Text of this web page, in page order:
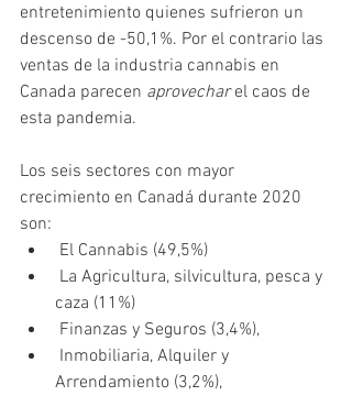
entretenimiento quienes sufrieron un
descenso de -50,1%. Por el contrario las
ventas de la industria cannabis en
Canada parecen aprovechar el caos de
esta pandemia.
Los seis sectores con mayor
crecimiento en Canadá durante 2020
son:
El Cannabis (49,5%)
caza (11%)
Finanzas y Seguros (3,4%),
Arrendamiento (3,2%),